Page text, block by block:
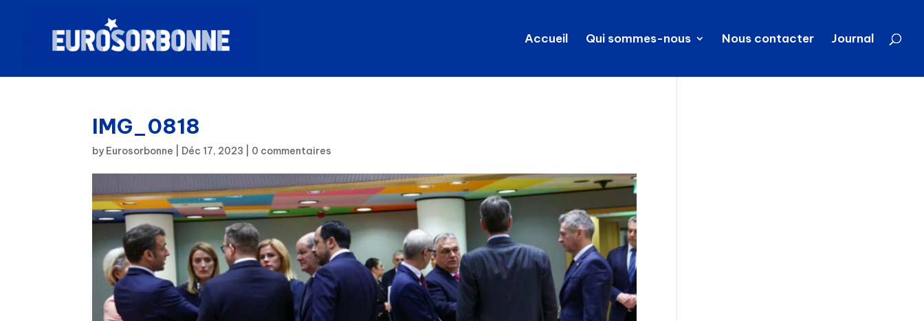
Accueil Qui sommes-nous Nous contacter Journal
IMG_0818
by Eurosorbonne Déc 17, 2023 0 commentaires